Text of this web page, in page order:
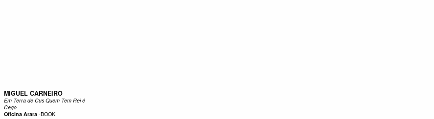
MIGUEL CARNEIRO
Em Terra de Cus Quem Tem Rei é
Cego
Oficina Arara-BOOK